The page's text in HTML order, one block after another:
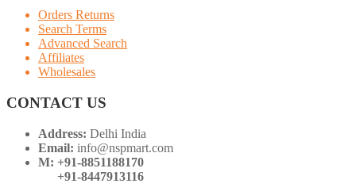
Orders Returns
Search Terms
Advanced Search
Affiliates
Wholesales
CONTACT US
Address: Delhi India
Email: info@nspmart.com
M: +91-8851188170
+91-8447913116